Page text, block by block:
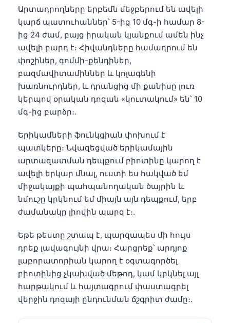
Արտադրողները երբեմն մեջբերում են ավելի
կարճ պատուհաններ՝ 5-ից 10 մգ-ի համար 8-
ից 24 ժամ, բայց իրական կյանքում ամեն ինչ
ավելի բարդ է։ Հիվանդները համադրում են
փոշիներ, գոմմի-քենդիներ,
բազմավիտամիններ և կոլագենի
խառնուրդներ, և դրանցից մի քանիսը լուռ
կերպով օրական դոզան «կուտակում» են՝ 10
մգ-ից բարձր։.
Երիկամների ֆունկցիան փոխում է
պատկերը։ Նվազեցված երիկամային
արտազատման դեպքում բիոտինը կարող է
ավելի երկար մնալ, ուստի ես հակված եմ
միջակայքի պահպանողական ծայրին և
նմուշը կրկնում եմ միայն այն դեպքում, երբ
ժամանակը լիովին պարզ է։.
Եթե թեստը շտապ է, պարզապես մի հույս
դրեք լավագույնի վրա։ Հարցրեք՝ արդյոք
լաբորատորիան կարող է օգտագործել
բիոտինից չկախված մեթոդ, կամ կրկնել այլ
հարթակում և հայտագրում փաստագրել
վերջին դոզայի ընդունման ճշգրիտ ժամը։.